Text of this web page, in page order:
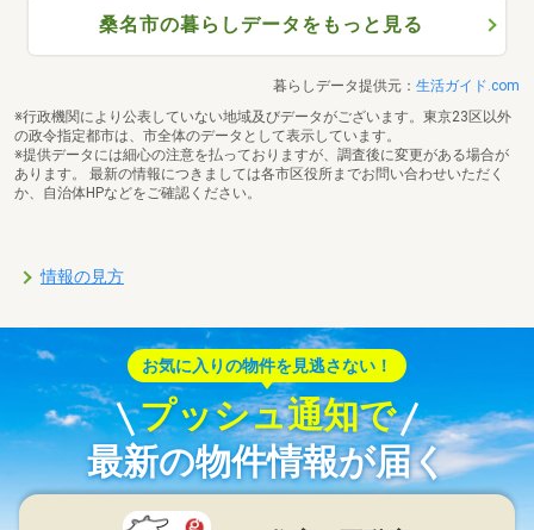
桑名市の暮らしデータをもっと見る
暮らしデータ提供元： 生活ガイド.com
※行政機関により公表していない地域及びデータがございます。東京23区以外
の政令指定都市は、市全体のデータとして表示しています。
※提供データには細心の注意を払っておりますが、調査後に変更がある場合が
あります。 最新の情報につきましては各市区役所までお問い合わせいただく
か、自治体HPなどをご確認ください。
情報の見方
お気に入りの物件を見逃さない！
プッシュ通知で
最新の物件情報が届く